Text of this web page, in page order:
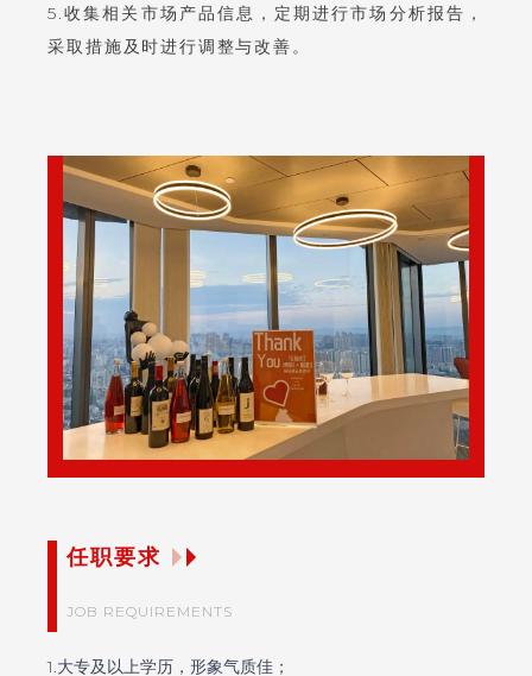
5.收集相关市场产品信息，定期进行市场分析报告，
采取措施及时进行调整与改善。
任职要求
JOB REQUIREMENTS
1.大专及以上学历，形象气质佳；